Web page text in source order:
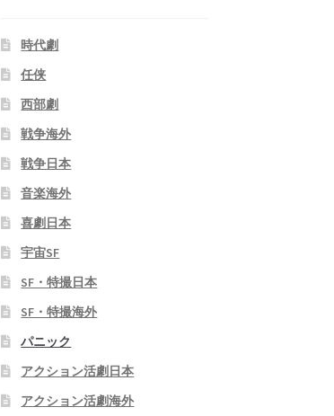
時代劇
任侠
西部劇
戦争海外
戦争日本
音楽海外
喜劇日本
宇宙SF
SF・特撮日本
SF・特撮海外
パニック
アクション活劇日本
アクション活劇海外